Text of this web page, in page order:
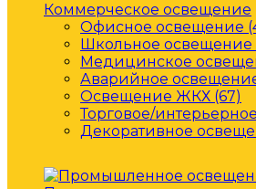
Коммерческое освещение
Офисное освещение
Школьное освещение
Медицинское
Аварийное освещение
Освещение ЖКХ (67)
Торговое/
Декоративное